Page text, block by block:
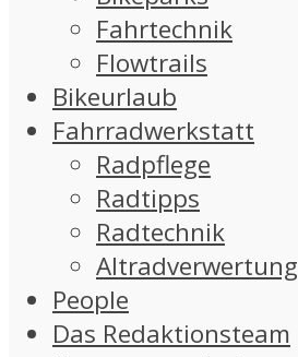
Fahrtechnik
Flowtrails
Bikeurlaub
Fahrradwerkstatt
Radpflege
Radtipps
Radtechnik
Altradverwertung
People
Das Redaktionsteam